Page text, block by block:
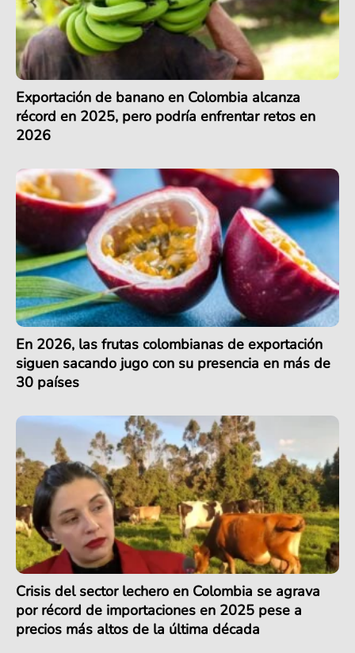
Exportación de banano en Colombia alcanza
récord en 2025, pero podría enfrentar retos en
2026
En 2026, las frutas colombianas de exportación
siguen sacando jugo con su presencia en más de
30 países
Crisis del sector lechero en Colombia se agrava
por récord de importaciones en 2025 pese a
precios más altos de la última década